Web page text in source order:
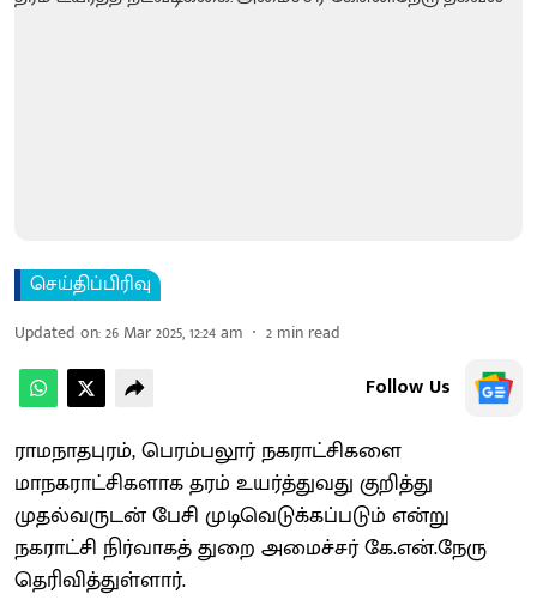
செய்திப்பிரிவு
Updated on:26 Mar 2025, 12:24 am 2 min read
Follow Us
ராமநாதபுரம், பெரம்பலூர் நகராட்சிகளை
மாநகராட்சிகளாக தரம் உயர்த்துவது குறித்து
முதல்வருடன் பேசி முடிவெடுக்கப்படும் என்று
நகராட்சி நிர்வாகத் துறை அமைச்சர் கே.என்.நேரு
தெரிவித்துள்ளார்.